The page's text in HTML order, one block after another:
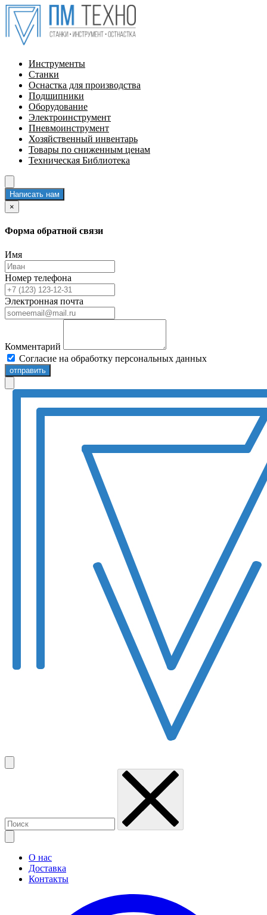
Инструменты
Станки
Оснастка для производства
Подшипники
Оборудование
Электроинструмент
Пневмоинструмент
Хозяйственный инвентарь
Товары по сниженным ценам
Техническая Библиотека
Написать нам
×
Форма обратной связи
Имя
Номер телефона
Электронная почта
Комментарий
Согласие на обработку персональных данных
отправить
О нас
Доставка
Контакты